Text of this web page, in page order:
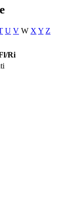
U V W X Y Z
Ri